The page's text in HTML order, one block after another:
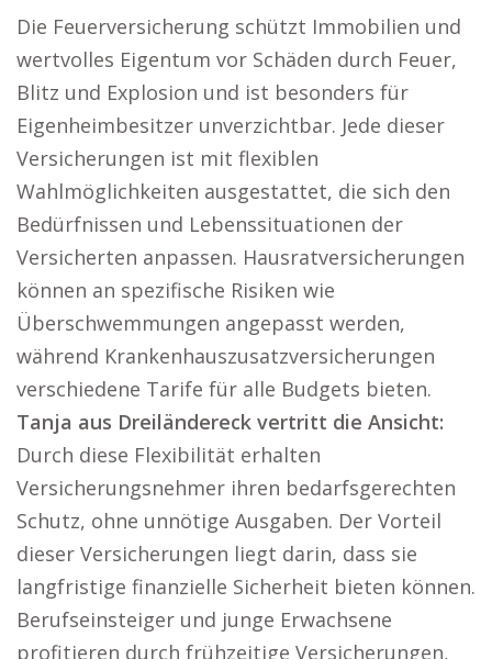
Die Feuerversicherung schützt Immobilien und
wertvolles Eigentum vor Schäden durch Feuer,
Blitz und Explosion und ist besonders für
Eigenheimbesitzer unverzichtbar. Jede dieser
Versicherungen ist mit flexiblen
Wahlmöglichkeiten ausgestattet, die sich den
Bedürfnissen und Lebenssituationen der
Versicherten anpassen. Hausratversicherungen
können an spezifische Risiken wie
Überschwemmungen angepasst werden,
während Krankenhauszusatzversicherungen
verschiedene Tarife für alle Budgets bieten.
Tanja aus Dreiländereck vertritt die Ansicht:
Durch diese Flexibilität erhalten
Versicherungsnehmer ihren bedarfsgerechten
Schutz, ohne unnötige Ausgaben. Der Vorteil
dieser Versicherungen liegt darin, dass sie
langfristige finanzielle Sicherheit bieten können.
Berufseinsteiger und junge Erwachsene
profitieren durch frühzeitige Versicherungen,